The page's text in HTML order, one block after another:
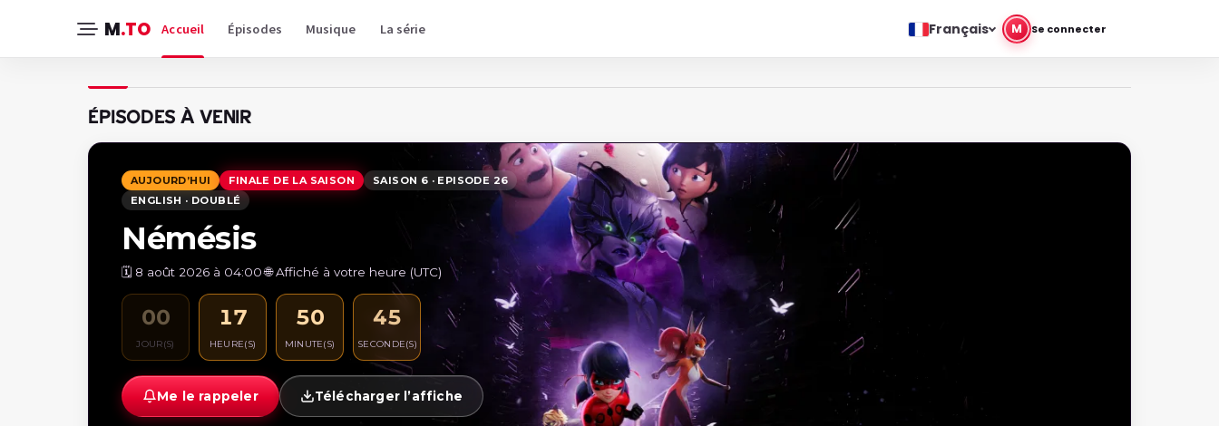
M.TO Accueil Épisodes Musique La série Français M Se connecter
ÉPISODES À VENIR
AUJOURD’HUI FINALE DE LA SAISON
SAISON 6 · EPISODE 26
ENGLISH · DOUBLÉ
Némésis
🗓️ 8 août 2026 à 04:00·🌐 Affiché à votre heure (UTC)
00
JOUR(S)
17
HEURE(S)
50
MINUTE(S)
44
SECONDE(S)
Me le rappeler Télécharger l’affiche